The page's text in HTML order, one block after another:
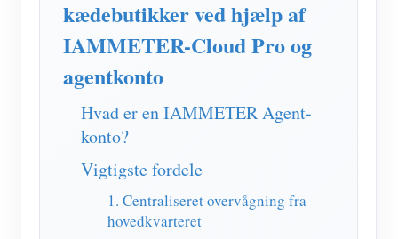
IAMMETER Simulator
Virtuel måler
Energiprognose og -simuleringssystem
Ansøgninger
Solar PV System Energimonitor
Overvågning af elforbrug
PV-varmestyringssystem
Ressourcer
Produkt lynstart
Fællesskab
kædebutikker ved hjælp af
IAMMETER-Cloud Pro og
agentkonto
Hvad er en IAMMETER Agent-
konto?
Vigtigste fordele
1. Centraliseret overvågning fra
hovedkvarteret